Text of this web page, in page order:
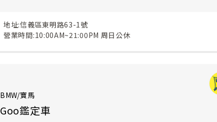
地址:信義區東明路63-1號
營業時間:10:00AM~21:00PM 周日公休
BMW/寶馬
Goo鑑定車